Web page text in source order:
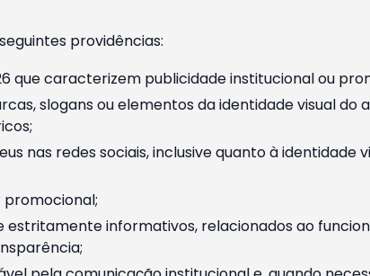
providências:
que caracterizem publicidade institucional ou
slogans ou elementos da identidade visual do
nas redes sociais, inclusive quanto à identidade
promocional;
informativos, relacionados ao